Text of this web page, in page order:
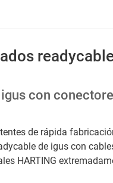
con
de rápida
de igus con
HARTING